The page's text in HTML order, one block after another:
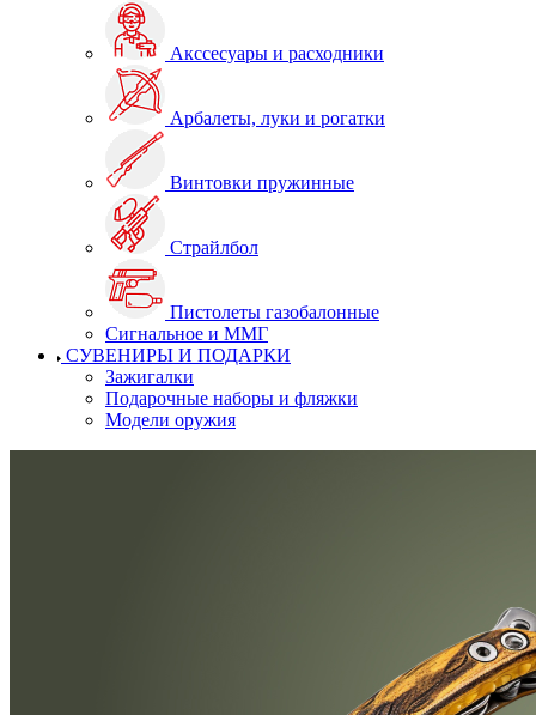
Акссесуары и расходники
Арбалеты, луки и рогатки
Винтовки пружинные
Страйлбол
Пистолеты газобалонные
Сигнальное и ММГ
СУВЕНИРЫ И ПОДАРКИ
Зажигалки
Подарочные наборы и фляжки
Модели оружия